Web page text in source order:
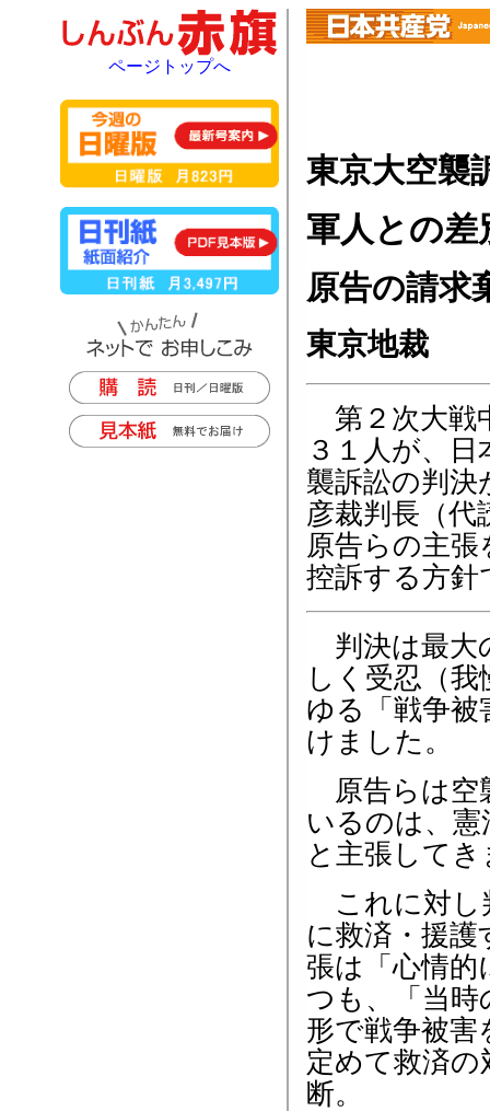
東京大空襲
軍人との差
原告の請求
東京地裁
第２次大戦
３１人が、
襲訴訟の判決
彦裁判長（
原告らの主
控訴する方針
判決は最大
しく受忍（
ゆる「戦争被
けました。
原告らは空
いるのは、
と主張して
これに対し
に救済・援
張は「心情
つも、「当
形で戦争被害
定めて救済
断。
ページトップへ